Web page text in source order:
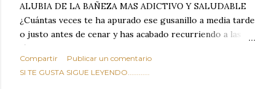
ALUBIA DE LA BAÑEZA MAS ADICTIVO Y SALUDABLE
¿Cuántas veces te ha apurado ese gusanillo a media tarde
o justo antes de cenar y has acabado recurriendo a las
típicas patatas de bolsa, frutos secos fritos o snacks
ultraprocesados llenos de grasas saturadas y sodio?
Todos hemos estado ahí. Sin embargo, cuidarse no tiene
Compartir
Publicar un comentario
SI TE GUSTA SIGUE LEYENDO............